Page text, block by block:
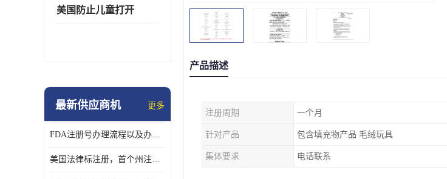
美国防止儿童打开
最新供应商机 更多
FDA注册号办理流程以及办理周期是多久
美国法律标注册，首个州注册该如何选择
产品描述
注册周期 一个月
针对产品 包含填充物产品 毛绒玩具
集体要求 电话联系